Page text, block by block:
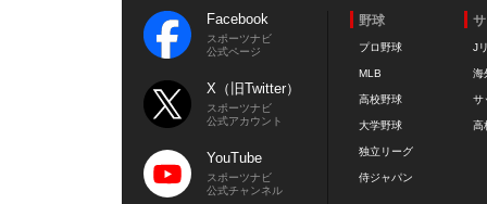
Facebook
スポーツナビ
公式ページ
X（旧Twitter）
スポーツナビ
公式アカウント
YouTube
スポーツナビ
公式チャンネル
野球
プロ野球
MLB
高校野球
大学野球
独立リーグ
侍ジャパン
J
海
サ
高